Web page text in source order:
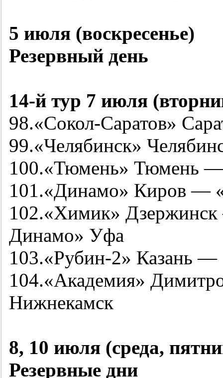
5 июля (воскресенье)
Резервный день
14-йтур 7 июля
98.«Сокол-Саратов»
99.«Челябинск»
100.«Тюмень» Тюмень —
101.«Динамо» Киров —
102.«Химик»
Динамо» Уфа
103.«Рубин-2» Казань
104.«Академия»
Нижнекамск
8, 10 июля (среда,
Резервные дни